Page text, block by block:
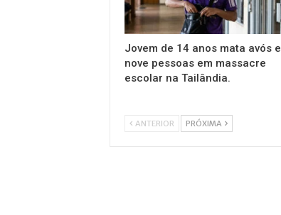
Jovem de 14 anos mata avós e
nove pessoas em massacre
escolar na Tailândia.
ANTERIOR PRÓXIMA